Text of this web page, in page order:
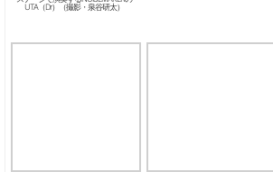
UTA（Dr）（撮影・泉谷研太）